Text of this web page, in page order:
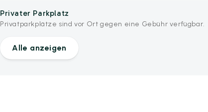
Privater Parkplatz
Privatparkplätze sind vor Ort gegen eine Gebühr verfügbar.
Alle anzeigen